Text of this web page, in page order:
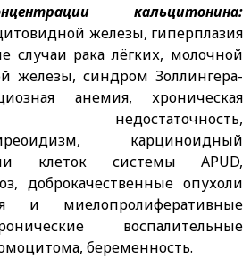
кальцитонина:
железы, гиперплазия
случаи рака лёгких, молочной
железы, синдром Золлингера-
анемия, хроническая
карциноидный
клеток системы APUD,
доброкачественные опухоли
и миелопролиферативные
воспалительные
беременность.